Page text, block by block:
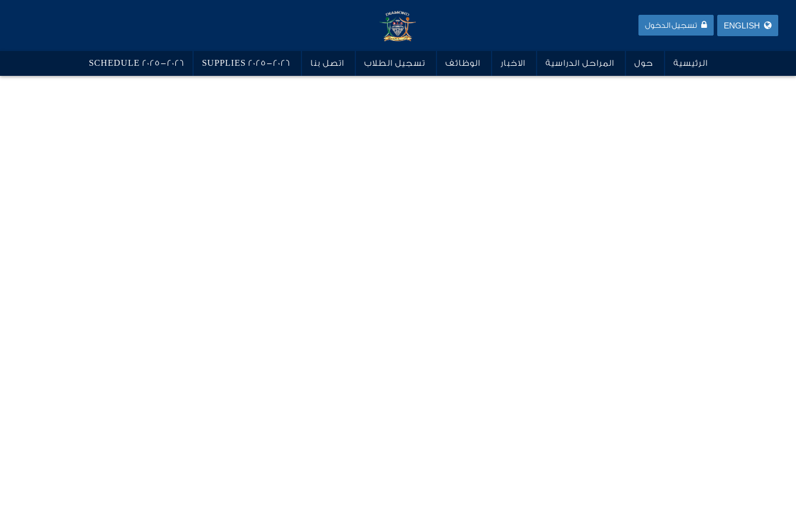
ENGLISH تسجيل الدخول
الرئيسية حول المراحل الدراسية الاخبار الوظائف تسجيل الطلاب اتصل بنا SUPPLIES 2025-2026
SCHEDULE 2025-2026